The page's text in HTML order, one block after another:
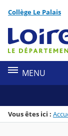
Menu de la
Contenu
Collège Le Palais
MENU
Vous êtes ici :